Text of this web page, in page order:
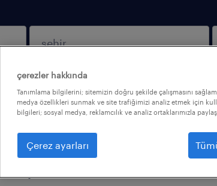
Bu filtrelerle iş bulamadık. Daha
filtrenizi değiştirmek isteyebilirsiniz.
çerezler hakkında
Tanımlama bilgilerini; sitemizin doğru şekilde çalışmasını
medya özellikleri sunmak ve site trafiğimizi analiz etmek için
bilgileri; sosyal medya, reklamcılık ve analiz ortaklarımızla
Çerez ayarları